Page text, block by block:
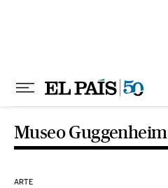
Museo Guggenheim
ARTE